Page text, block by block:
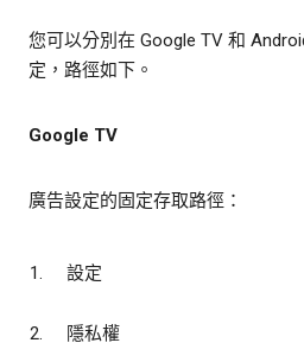
您可以分別在 Google TV 和
定，路徑如下。
Google TV
廣告設定的固定存取路徑：
設定
隱私權